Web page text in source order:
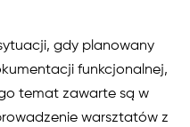
gdy planowany
funkcjonalnej,
temat zawarte są w
warsztatów z